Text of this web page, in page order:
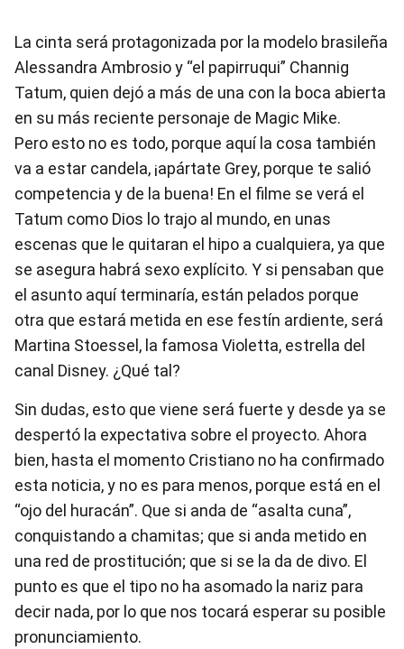
La cinta será protagonizada por la modelo brasileña
Alessandra Ambrosio y “el papirruqui” Channig
Tatum, quien dejó a más de una con la boca abierta
en su más reciente personaje de Magic Mike.
Pero esto no es todo, porque aquí la cosa también
va a estar candela, ¡apártate Grey, porque te salió
competencia y de la buena! En el filme se verá el
Tatum como Dios lo trajo al mundo, en unas
escenas que le quitaran el hipo a cualquiera, ya que
se asegura habrá sexo explícito. Y si pensaban que
el asunto aquí terminaría, están pelados porque
otra que estará metida en ese festín ardiente, será
Martina Stoessel, la famosa Violetta, estrella del
canal Disney. ¿Qué tal?
Sin dudas, esto que viene será fuerte y desde ya se
despertó la expectativa sobre el proyecto. Ahora
bien, hasta el momento Cristiano no ha confirmado
esta noticia, y no es para menos, porque está en el
“ojo del huracán”. Que si anda de “asalta cuna”,
conquistando a chamitas; que si anda metido en
una red de prostitución; que si se la da de divo. El
punto es que el tipo no ha asomado la nariz para
decir nada, por lo que nos tocará esperar su posible
pronunciamiento.